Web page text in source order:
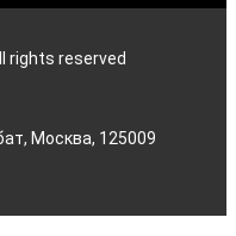
rights reserved
Москва, 125009